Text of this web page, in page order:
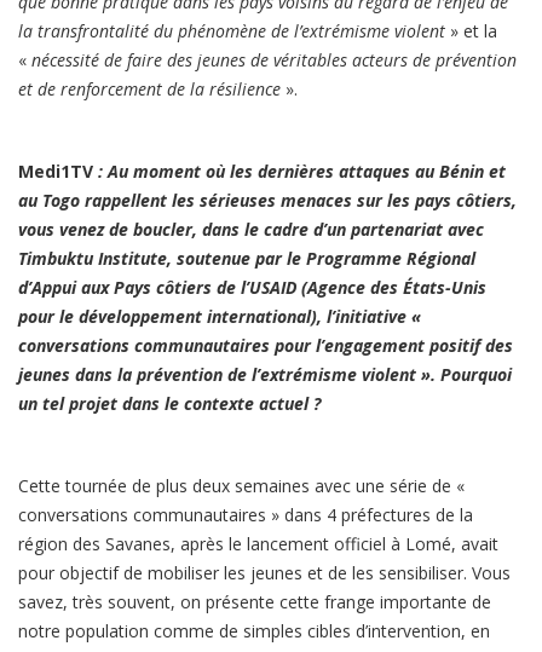
la transfrontalité du phénomène de l’extrémisme violent » et la
« nécessité de faire des jeunes de véritables acteurs de prévention
et de renforcement de la résilience ».
Medi1TV : Au moment où les dernières attaques au Bénin et
au Togo rappellent les sérieuses menaces sur les pays côtiers,
vous venez de boucler, dans le cadre d’un partenariat avec
Timbuktu Institute, soutenue par le Programme Régional
d’Appui aux Pays côtiers de l’USAID (Agence des États-Unis
pour le développement international), l’initiative «
conversations communautaires pour l’engagement positif des
jeunes dans la prévention de l’extrémisme violent ». Pourquoi
un tel projet dans le contexte actuel ?
Cette tournée de plus deux semaines avec une série de «
conversations communautaires » dans 4 préfectures de la
région des Savanes, après le lancement officiel à Lomé, avait
pour objectif de mobiliser les jeunes et de les sensibiliser. Vous
savez, très souvent, on présente cette frange importante de
notre population comme de simples cibles d’intervention, en